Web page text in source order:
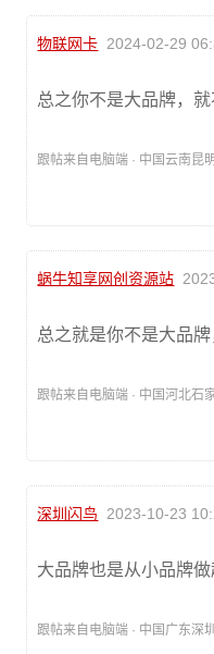
物联网卡 2024-02-29
总之你不是大品牌，
跟帖来自电脑端 · 中国云南昆明
蜗牛知享网创资源站
总之就是你不是大品
跟帖来自电脑端 · 中国河北石
深圳闪鸟 2023-10-23
大品牌也是从小品牌
跟帖来自电脑端 · 中国广东深圳